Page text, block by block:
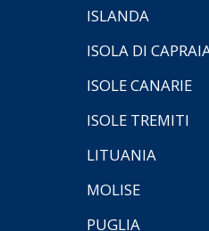
ISLANDA
ISOLA DI
ISOLE CANARIE
ISOLE TREMITI
LITUANIA
MOLISE
PUGLIA